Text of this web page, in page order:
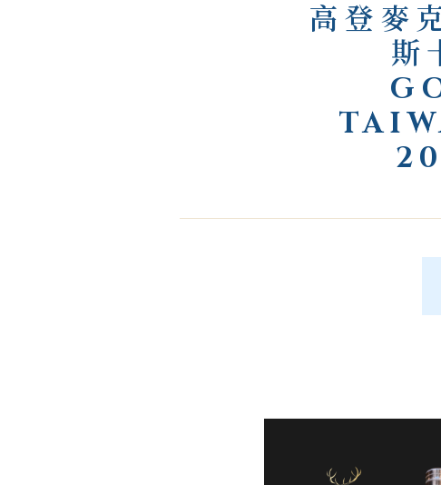
高登麥
斯